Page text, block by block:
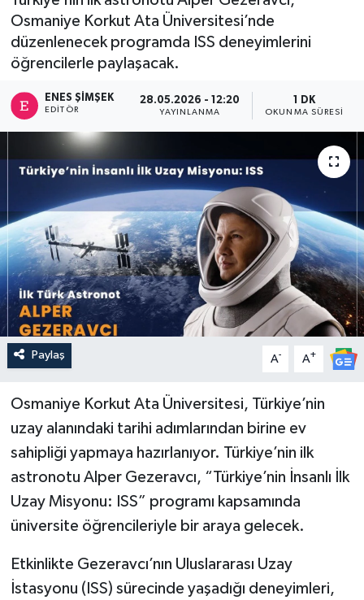
Osmaniye Korkut Ata Üniversitesi’nde
düzenlenecek programda ISS deneyimlerini
öğrencilerle paylaşacak.
ENES ŞIMŞEK
EDITÖR
28.05.2026 - 12:20
YAYINLANMA
1 DK
OKUNMA SÜRESI
Paylaş A- A+
Osmaniye Korkut Ata Üniversitesi, Türkiye’nin
uzay alanındaki tarihi adımlarından birine ev
sahipliği yapmaya hazırlanıyor. Türkiye’nin ilk
astronotu Alper Gezeravcı, “Türkiye’nin İnsanlı İlk
Uzay Misyonu: ISS” programı kapsamında
üniversite öğrencileriyle bir araya gelecek.
Etkinlikte Gezeravcı’nın Uluslararası Uzay
İstasyonu (ISS) sürecinde yaşadığı deneyimleri,